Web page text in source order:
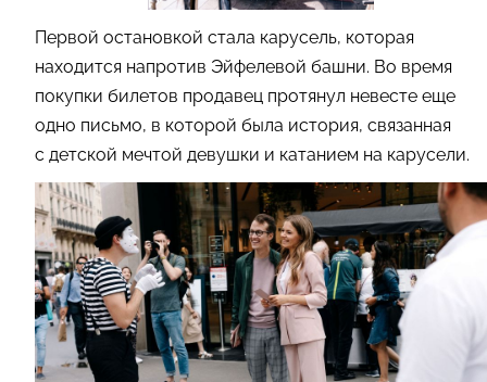
Первой остановкой стала карусель, которая
находится напротив Эйфелевой башни. Во время
покупки билетов продавец протянул невесте еще
одно письмо, в которой была история, связанная
с детской мечтой девушки и катанием на карусели.